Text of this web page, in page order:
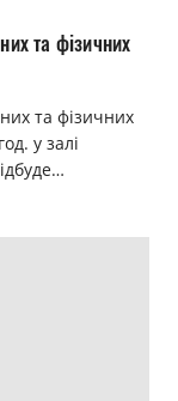
та фізичних
та фізичних
у залі